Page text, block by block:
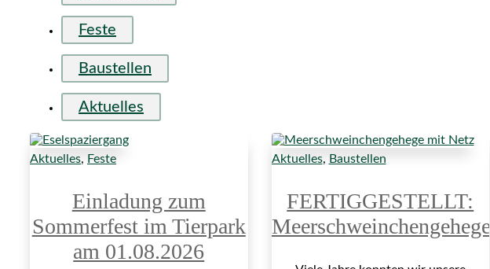
Feste
Baustellen
Aktuelles
Aktuelles, Feste
Einladung zum
Sommerfest im Tierpark
am 01.08.2026
Aktuelles, Baustellen
FERTIGGESTELLT:
Meerschweinchengehege